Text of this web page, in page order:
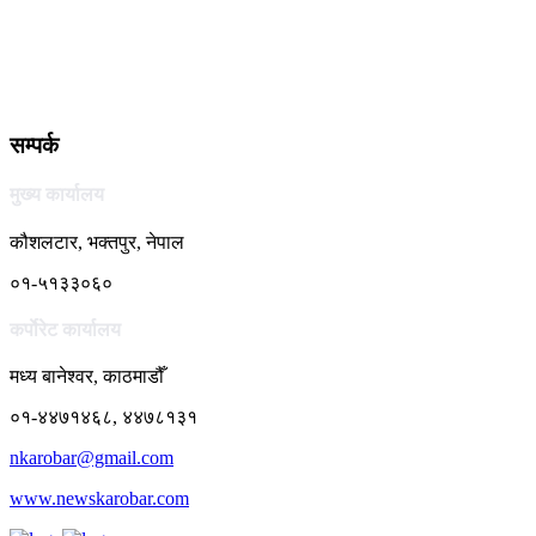
सम्पर्क
मुख्य कार्यालय
कौशलटार, भक्तपुर, नेपाल
०१-५१३३०६०
कर्पाेरेट कार्यालय
मध्य बानेश्वर, काठमाडौँ
०१-४४७१४६८, ४४७८१३१
nkarobar@gmail.com
www.newskarobar.com